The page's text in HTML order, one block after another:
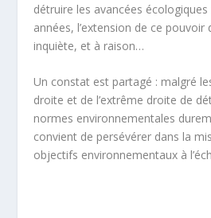
détruire les avancées
années, l’extension de ce pouvoir
inquiète, et à raison…
Un constat est partagé : malgré
droite et de l’extrême droite de
normes environnementales
convient de persévérer dans la
objectifs environnementaux à